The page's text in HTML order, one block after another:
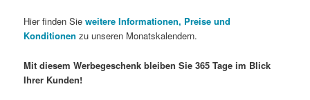
Hier finden Sieweitere Informationen, Preise und
Konditionen zu unseren Monatskalendern.
Mit diesem Werbegeschenk bleiben Sie 365 Tage im Blick
Ihrer Kunden!